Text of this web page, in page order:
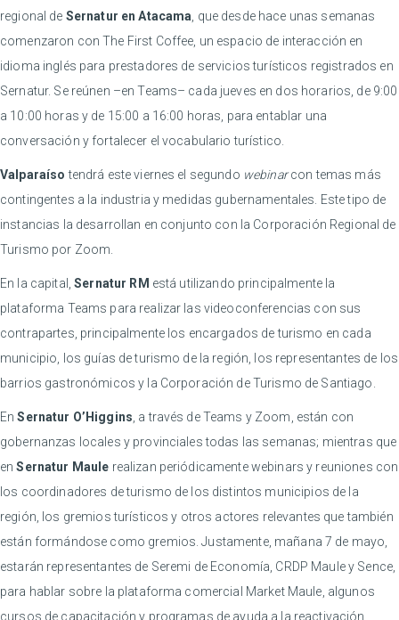
regional de Sernatur en Atacama , que desde hace unas semanas
comenzaron con The First Coffee, un espacio de interacción en
idioma inglés para prestadores de servicios turísticos registrados en
Sernatur. Se reúnen –en Teams– cada jueves en dos horarios, de 9:00
a 10:00 horas y de 15:00 a 16:00 horas, para entablar una
conversación y fortalecer el vocabulario turístico.
Valparaíso tendrá este viernes el segundo webinarcon temas más
contingentes a la industria y medidas gubernamentales. Este tipo de
instancias la desarrollan en conjunto con la Corporación Regional de
Turismo por Zoom.
En la capital,Sernatur RM está utilizando principalmente la
plataforma Teams para realizar las videoconferencias con sus
contrapartes, principalmente los encargados de turismo en cada
municipio, los guías de turismo de la región, los representantes de los
barrios gastronómicos y la Corporación de Turismo de Santiago.
EnSernatur O’Higgins , a través de Teams y Zoom, están con
gobernanzas locales y provinciales todas las semanas; mientras que
enSernatur Maule realizan periódicamente webinars y reuniones con
los coordinadores de turismo de los distintos municipios de la
región, los gremios turísticos y otros actores relevantes que también
están formándose como gremios. Justamente, mañana 7 de mayo,
estarán representantes de Seremi de Economía, CRDP Maule y Sence,
para hablar sobre la plataforma comercial Market Maule, algunos
cursos de capacitación y programas de ayuda a la reactivación,